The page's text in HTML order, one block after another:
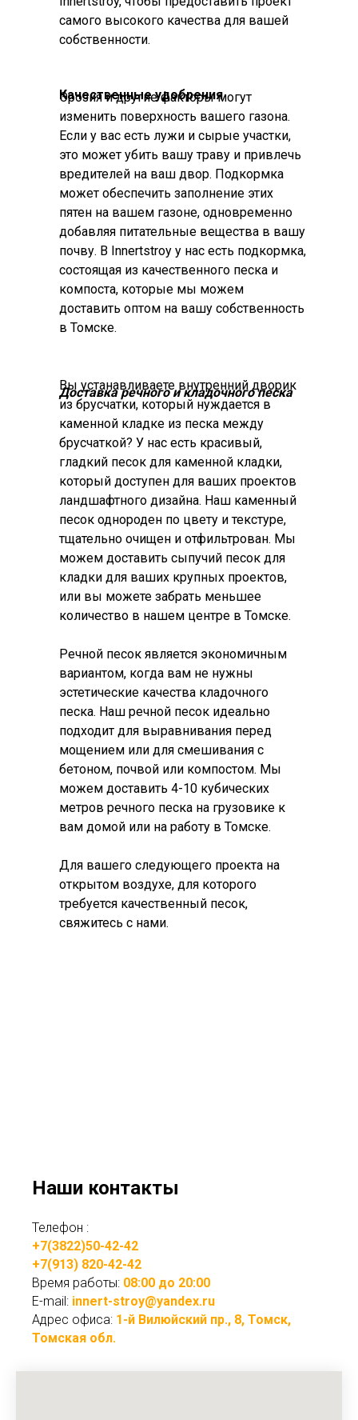
самого высокого качества для вашей
собственности.
Эрозия и другие факторы могут
изменить поверхность вашего газона.
Если у вас есть лужи и сырые участки,
это может убить вашу траву и привлечь
вредителей на ваш двор. Подкормка
может обеспечить заполнение этих
пятен на вашем газоне, одновременно
добавляя питательные вещества в вашу
почву. В Innertstroy у нас есть подкормка,
состоящая из качественного песка и
компоста, которые мы можем
доставить оптом на вашу собственность
в Томске.
Вы устанавливаете внутренний дворик
из брусчатки, который нуждается в
каменной кладке из песка между
брусчаткой? У нас есть красивый,
гладкий песок для каменной кладки,
который доступен для ваших проектов
ландшафтного дизайна. Наш каменный
песок однороден по цвету и текстуре,
тщательно очищен и отфильтрован. Мы
можем доставить сыпучий песок для
кладки для ваших крупных проектов,
или вы можете забрать меньшее
количество в нашем центре в Томске.
Речной песок является экономичным
вариантом, когда вам не нужны
эстетические качества кладочного
песка. Наш речной песок идеально
подходит для выравнивания перед
мощением или для смешивания с
бетоном, почвой или компостом. Мы
можем доставить 4-10 кубических
метров речного песка на грузовике к
вам домой или на работу в Томске.
Для вашего следующего проекта на
открытом воздухе, для которого
требуется качественный песок,
свяжитесь с нами.
Качественные удобрения
Доставка речного и кладочного песка
Наши контакты
Телефон :
+7(3822)50-42-42
+7(913) 820-42-42
Время работы: 08:00 до 20:00
E-mail: innert-stroy@yandex.ru
Адрес офиса: 1-й Вилюйский пр., 8, Томск,
Томская обл.